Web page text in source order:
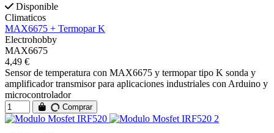
Disponible
Climaticos
MAX6675 + Termopar K
Electrohobby
MAX6675
4,49 €
Sensor de temperatura con MAX6675 y termopar tipo K sonda y
amplificador transmisor para aplicaciones industriales con Arduino y
microcontrolador
Comprar